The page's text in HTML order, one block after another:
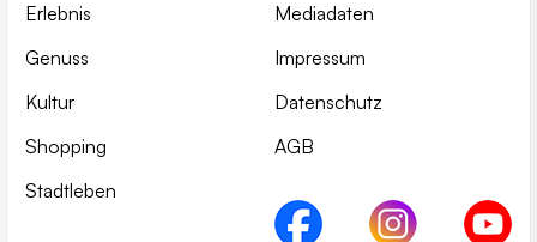
Erlebnis
Genuss
Kultur
Shopping
Stadtleben
Mediadaten
Impressum
Datenschutz
AGB